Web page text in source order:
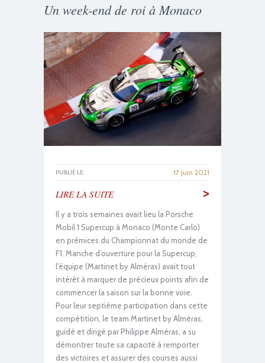
Un week-end de roi à Monaco
PUBLIÉ LE: 17 juin 2021
LIRE LA SUITE >
Il y a trois semaines avait lieu la Porsche
Mobil 1 Supercup à Monaco (Monte Carlo)
en prémices du Championnat du monde de
F1. Manche d’ouverture pour la Supercup,
l’équipe (Martinet by Alméras) avait tout
intérêt à marquer de précieux points afin de
commencer la saison sur la bonne voie.
Pour leur septième participation dans cette
compétition, le team Martinet by Alméras,
guidé et dirigé par Philippe Alméras, a su
démontrer toute sa capacité à remporter
des victoires et assurer des courses aussi